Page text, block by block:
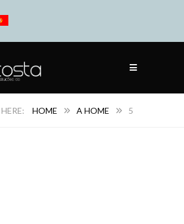
HOME A HOME 5